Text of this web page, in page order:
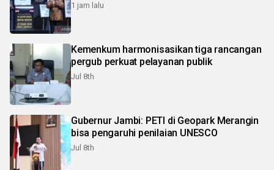
1 jam lalu
Kemenkum harmonisasikan tiga rancangan
pergub perkuat pelayanan publik
Jul 8th
Gubernur Jambi: PETI di Geopark Merangin
bisa pengaruhi penilaian UNESCO
Jul 8th